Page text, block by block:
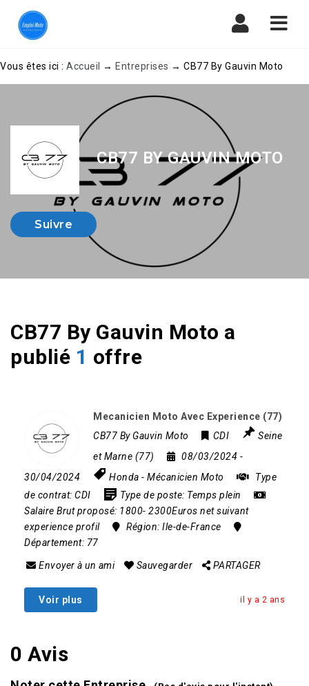
Vous êtes ici : Accueil → Entreprises → CB77 By Gauvin Moto
CB77 BY GAUVIN MOTO
Suivre
CB77 By Gauvin Moto a
publié 1 offre
Mecanicien Moto Avec Experience (77)
CB77 By Gauvin Moto
CDI
Seine
et Marne (77)
08/03/2024 -
30/04/2024
Honda - Mécanicien Moto
Type
de contrat: CDI Type de poste: Temps plein
Salaire Brut proposé: 1800- 2300Euros net suivant
experience profil
Région: Ile-de-France
Département: 77
Envoyer à un ami Sauvegarder PARTAGER
Voir plus il y a 2 ans
0 Avis